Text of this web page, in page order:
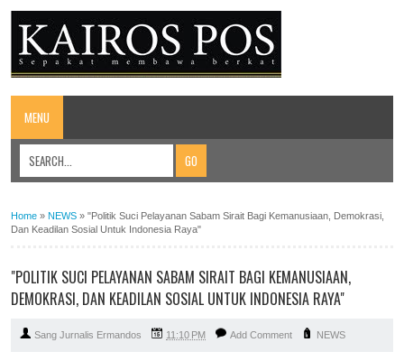
MENU
Home » NEWS » "Politik Suci Pelayanan Sabam Sirait Bagi Kemanusiaan, Demokrasi,
Dan Keadilan Sosial Untuk Indonesia Raya"
"POLITIK SUCI PELAYANAN SABAM SIRAIT BAGI KEMANUSIAAN,
DEMOKRASI, DAN KEADILAN SOSIAL UNTUK INDONESIA RAYA"
Sang Jurnalis Ermandos 11:10 PM Add Comment NEWS